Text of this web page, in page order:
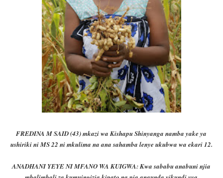
FREDINA M SAID (43) mkazi wa Kishapu Shinyanga namba yake ya
ushiriki ni MS 22 ni mkulima na ana sahamba lenye ukubwa wa ekari 12.
ANADHANI YEYE NI MFANO WA KUIGWA: Kwa sababu anabuni njia